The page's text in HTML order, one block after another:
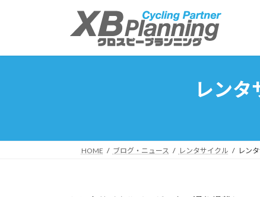
レン
HOME ブログ・ニュース レンタサイクル レン